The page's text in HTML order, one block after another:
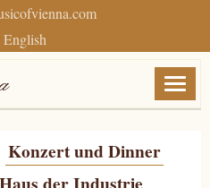
Menü
Konzert und Dinner